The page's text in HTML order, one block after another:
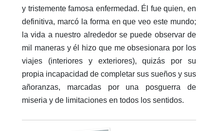
y tristemente famosa enfermedad. Él fue quien, en
definitiva, marcó la forma en que veo este mundo;
la vida a nuestro alrededor se puede observar de
mil maneras y él hizo que me obsesionara por los
viajes (interiores y exteriores), quizás por su
propia incapacidad de completar sus sueños y sus
añoranzas, marcadas por una posguerra de
miseria y de limitaciones en todos los sentidos.